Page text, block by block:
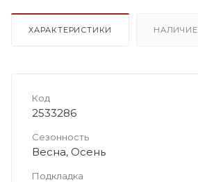
ХАРАКТЕРИСТИКИ НАЛИЧИЕ
Код
2533286
Сезонность
Весна, Осень
Подкладка